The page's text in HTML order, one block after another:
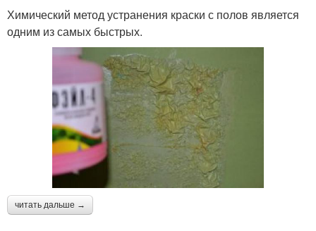
Химический метод устранения краски с полов является
одним из самых быстрых.
читать дальше →